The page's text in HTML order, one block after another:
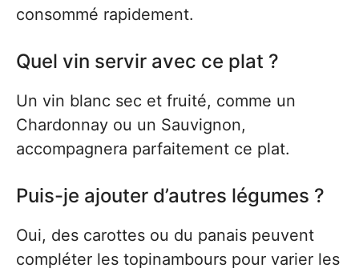
consommé rapidement.
Quel vin servir avec ce plat ?
Un vin blanc sec et fruité, comme un
Chardonnay ou un Sauvignon,
accompagnera parfaitement ce plat.
Puis-je ajouter d’autres légumes ?
Oui, des carottes ou du panais peuvent
compléter les topinambours pour varier les